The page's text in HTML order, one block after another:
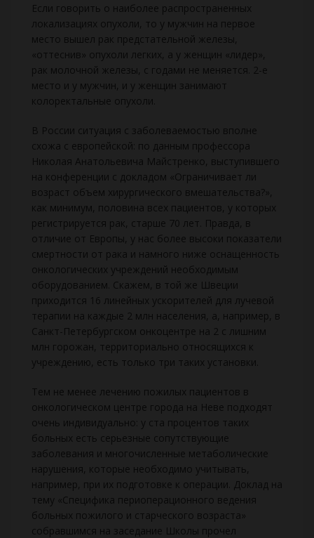
Если говорить о наиболее распространенных
локализациях опухоли, то у мужчин на первое
место вышел рак предстательной железы,
«оттеснив» опухоли легких, а у женщин «лидер»,
рак молочной железы, с годами не меняется. 2-е
место и у мужчин, и у женщин занимают
колоректальные опухоли.
В России ситуация с заболеваемостью вполне
схожа с европейской: по данным профессора
Николая Анатольевича Майстренко, выступившего
на конференции с докладом «Ограничивает ли
возраст объем хирургического вмешательства?»,
как минимум, половина всех пациентов, у которых
регистрируется рак, старше 70 лет. Правда, в
отличие от Европы, у нас более высоки показатели
смертности от рака и намного ниже оснащенность
онкологических учреждений необходимым
оборудованием. Скажем, в той же Швеции
приходится 16 линейных ускорителей для лучевой
терапии на каждые 2 млн населения, а, например, в
Санкт-Петербургском онкоцентре на 2 с лишним
млн горожан, территориально относящихся к
учреждению, есть только три таких установки.
Тем не менее лечению пожилых пациентов в
онкологическом центре города на Неве подходят
очень индивидуально: у ста процентов таких
больных есть серьезные сопутствующие
заболевания и многочисленные метаболические
нарушения, которые необходимо учитывать,
например, при их подготовке к операции. Доклад на
тему «Специфика периоперационного ведения
больных пожилого и старческого возраста»
собравшимся на заседание Школы прочел